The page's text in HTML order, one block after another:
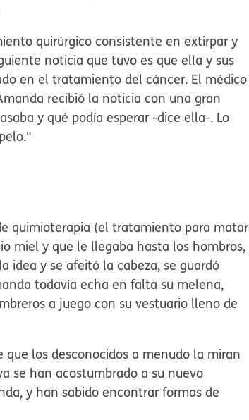
quirúrgico consistente en extirpar y
noticia que tuvo es que ella y sus
en el tratamiento del cáncer. El médico
recibió la noticia con una gran
y qué podía esperar -dice ella-. Lo
quimioterapia (el tratamiento para matar
miel y que le llegaba hasta los hombros,
idea y se afeitó la cabeza, se guardó
todavía echa en falta su melena,
a juego con su vestuario lleno de
los desconocidos a menudo la miran
se han acostumbrado a su nuevo
y han sabido encontrar formas de